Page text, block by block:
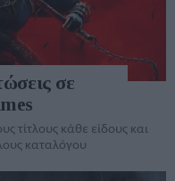
σε
τίτλους κάθε είδους και
καταλόγου